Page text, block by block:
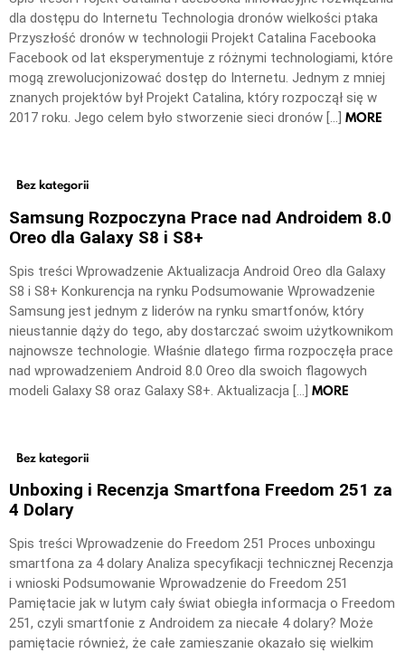
dla dostępu do Internetu Technologia dronów wielkości ptaka
Przyszłość dronów w technologii Projekt Catalina Facebooka
Facebook od lat eksperymentuje z różnymi technologiami, które
mogą zrewolucjonizować dostęp do Internetu. Jednym z mniej
znanych projektów był Projekt Catalina, który rozpoczął się w
2017 roku. Jego celem było stworzenie sieci dronów […] MORE
Bez kategorii
Samsung Rozpoczyna Prace nad Androidem 8.0
Oreo dla Galaxy S8 i S8+
Spis treści Wprowadzenie Aktualizacja Android Oreo dla Galaxy
S8 i S8+ Konkurencja na rynku Podsumowanie Wprowadzenie
Samsung jest jednym z liderów na rynku smartfonów, który
nieustannie dąży do tego, aby dostarczać swoim użytkownikom
najnowsze technologie. Właśnie dlatego firma rozpoczęła prace
nad wprowadzeniem Android 8.0 Oreo dla swoich flagowych
modeli Galaxy S8 oraz Galaxy S8+. Aktualizacja […] MORE
Bez kategorii
Unboxing i Recenzja Smartfona Freedom 251 za
4 Dolary
Spis treści Wprowadzenie do Freedom 251 Proces unboxingu
smartfona za 4 dolary Analiza specyfikacji technicznej Recenzja
i wnioski Podsumowanie Wprowadzenie do Freedom 251
Pamiętacie jak w lutym cały świat obiegła informacja o Freedom
251, czyli smartfonie z Androidem za niecałe 4 dolary? Może
pamiętacie również, że całe zamieszanie okazało się wielkim